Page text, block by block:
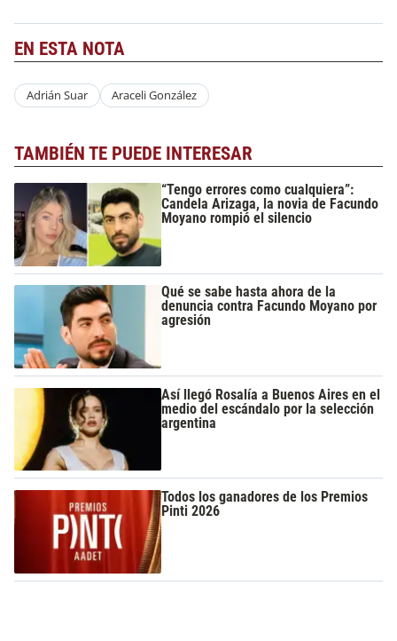
EN ESTA NOTA
Adrián Suar Araceli González
TAMBIÉN TE PUEDE INTERESAR
“Tengo errores como cualquiera”:
Candela Arizaga, la novia de Facundo
Moyano rompió el silencio
Qué se sabe hasta ahora de la
denuncia contra Facundo Moyano por
agresión
Así llegó Rosalía a Buenos Aires en el
medio del escándalo por la selección
argentina
Todos los ganadores de los Premios
Pinti 2026